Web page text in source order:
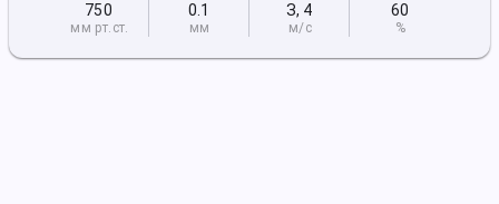
750
мм рт.ст.
0.1
мм
З, 4
м/с
60
%